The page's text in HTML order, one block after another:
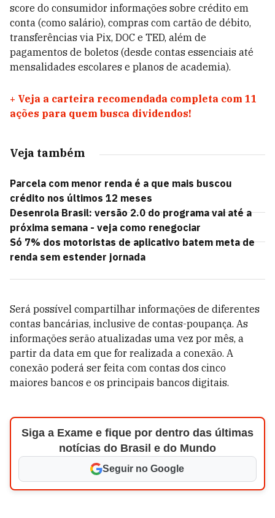
score do consumidor informações sobre crédito em
conta (como salário), compras com cartão de débito,
transferências via Pix, DOC e TED, além de
pagamentos de boletos (desde contas essenciais até
mensalidades escolares e planos de academia).
+ Veja a carteira recomendada completa com 11
ações para quem busca dividendos!
Veja também
Parcela com menor renda é a que mais buscou
crédito nos últimos 12 meses
Desenrola Brasil: versão 2.0 do programa vai até a
próxima semana - veja como renegociar
Só 7% dos motoristas de aplicativo batem meta de
renda sem estender jornada
Será possível compartilhar informações de diferentes
contas bancárias, inclusive de contas-poupança. As
informações serão atualizadas uma vez por mês, a
partir da data em que for realizada a conexão. A
conexão poderá ser feita com contas dos cinco
maiores bancos e os principais bancos digitais.
Siga a Exame e fique por dentro das últimas
notícias do Brasil e do Mundo
Seguir no Google